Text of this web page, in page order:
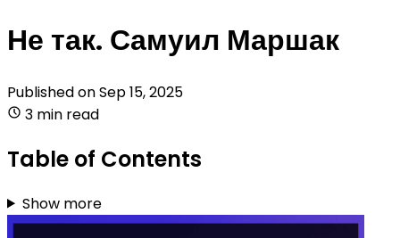
Не так. Самуил Маршак
Published onSep 15, 2025
3 min read
Table of Contents
Show more